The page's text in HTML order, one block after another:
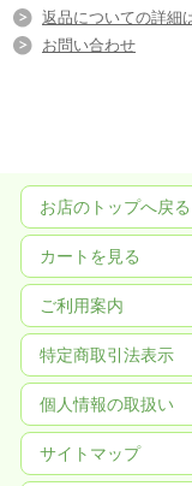
返品についての詳細
お問い合わせ
お店のトップへ戻る
カートを見る
ご利用案内
特定商取引法表示
個人情報の取扱い
サイトマップ